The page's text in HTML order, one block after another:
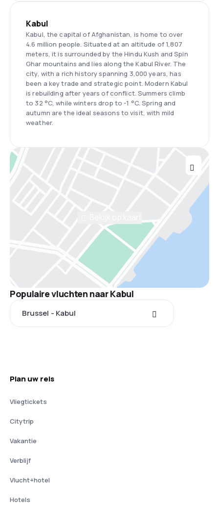
Kabul
Kabul, the capital of Afghanistan, is home to over
4.6 million people. Situated at an altitude of 1,807
meters, it is surrounded by the Hindu Kush and Spin
Ghar mountains and lies along the Kabul River. The
city, with a rich history spanning 3,000 years, has
been a key trade and strategic point. Modern Kabul
is rebuilding after years of conflict. Summers climb
to 32 °C, while winters drop to -1 °C. Spring and
autumn are the ideal seasons to visit, with mild
weather.
Populaire vluchten naar Kabul
Brussel - Kabul
Plan uw reis
Vliegtickets
Citytrip
Vakantie
Verblijf
Vlucht+hotel
Hotels